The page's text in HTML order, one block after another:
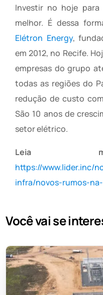
Investir no hoje
melhor. É dessa
Elétron Energy,
em 2012, no Recife.
empresas do grupo
todas as regiões do
redução de custo
São 10 anos de
setor elétrico.
Leia
https://www.lider.inc/
infra/novos-rumos-
Você vai se